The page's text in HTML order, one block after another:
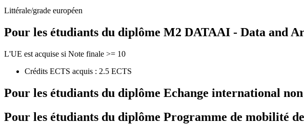
Littérale/grade européen
Pour les étudiants du diplôme M2 DATAAI - Data and
L'UE est acquise si Note finale >= 10
Crédits ECTS acquis : 2.5 ECTS
Pour les étudiants du diplôme Echange international
Pour les étudiants du diplôme Programme de mobilité